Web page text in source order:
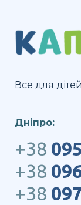
Все для
Дніпро:
+38
+38
+38